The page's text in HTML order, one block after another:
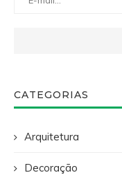
CATEGORIAS
Arquitetura
Decoração